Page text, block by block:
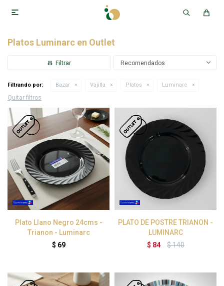

Platos Luminarc en Outlet
Recomendados
Filtrando por: Bazar Vajilla Platos Luminarc
Quitar filtros
Plato Llano Negro 24cms -
Trianon - Luminarc
$ 69
PLATO DE POSTRE TRIANON -
LUMINARC
$ 84 $140